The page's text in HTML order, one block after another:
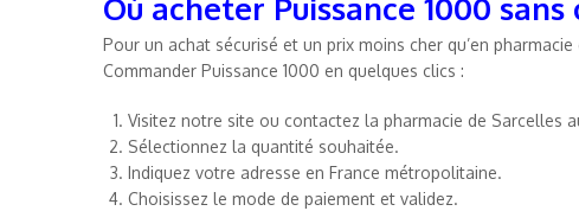
Pour un achat sécurisé et un prix moins cher qu’en
Commander Puissance 1000 en quelques clics :
Visitez notre site ou contactez la pharmacie de Sarcelles
Sélectionnez la quantité souhaitée.
Indiquez votre adresse en France métropolitaine.
Choisissez le mode de paiement et validez.